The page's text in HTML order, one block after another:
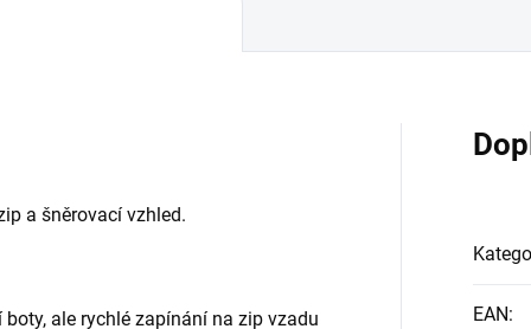
a šněrovací vzhled.
ale rychlé zapínání na zip vzadu
EAN: